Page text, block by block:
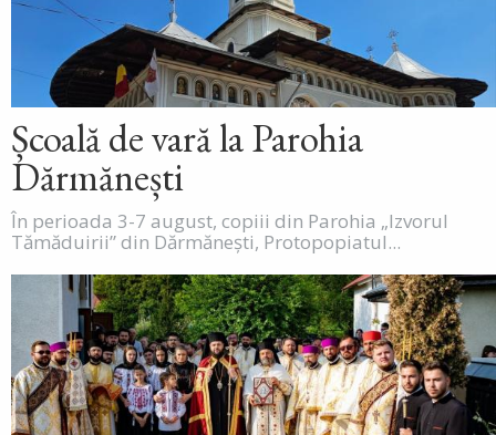
Școală de vară la Parohia
Dărmănești
În perioada 3-7 august, copiii din Parohia „Izvorul
Tămăduirii” din Dărmănești, Protopopiatul...